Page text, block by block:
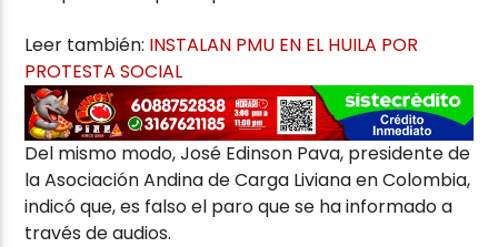
Leer también: INSTALAN PMU EN EL HUILA POR
PROTESTA SOCIAL
Del mismo modo, José Edinson Pava, presidente de
la Asociación Andina de Carga Liviana en Colombia,
indicó que, es falso el paro que se ha informado a
través de audios.